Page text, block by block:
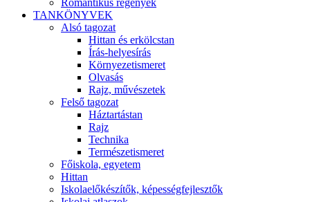
Romantikus regények
TANKÖNYVEK
Alsó tagozat
Hittan és erkölcstan
Írás-helyesírás
Környezetismeret
Olvasás
Rajz, művészetek
Felső tagozat
Háztartástan
Rajz
Technika
Természetismeret
Főiskola, egyetem
Hittan
Iskolaelőkészítők, képességfejlesztők